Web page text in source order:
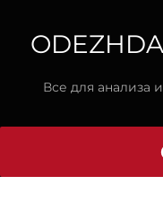
Все для анализа